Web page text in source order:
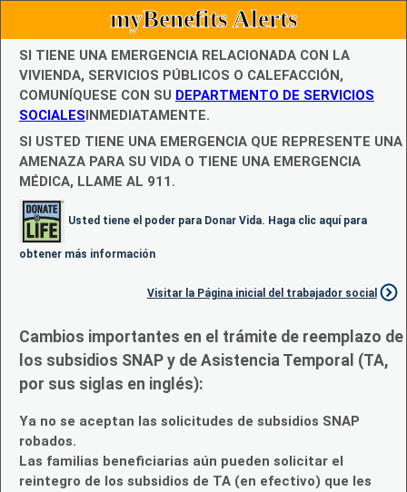
myBenefits Alerts
SI TIENE UNA EMERGENCIA RELACIONADA CON LA
VIVIENDA, SERVICIOS PÚBLICOS O CALEFACCIÓN,
COMUNÍQUESE CON SU DEPARTMENTO DE SERVICIOS
SOCIALESINMEDIATAMENTE.
SI USTED TIENE UNA EMERGENCIA QUE REPRESENTE UNA
AMENAZA PARA SU VIDA O TIENE UNA EMERGENCIA
MÉDICA, LLAME AL 911.
Usted tiene el poder para Donar Vida. Haga clic aquí para
obtener más información
Visitar la Página inicial del trabajador social
Cambios importantes en el trámite de reemplazo de
los subsidios SNAP y de Asistencia Temporal (TA,
por sus siglas en inglés):
Ya no se aceptan las solicitudes de subsidios SNAP
robados.
Las familias beneficiarias aún pueden solicitar el
reintegro de los subsidios de TA (en efectivo) que les